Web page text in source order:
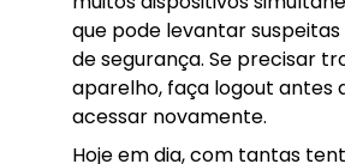
que pode levantar
de segurança. Se precisar
aparelho, faça logout antes
acessar novamente.
Hoje em dia, com tantas